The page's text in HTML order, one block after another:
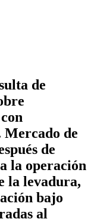
de
de
de
la operación
la levadura,
bajo
al